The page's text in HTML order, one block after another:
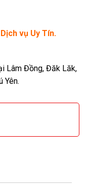
vụ Uy Tín.
Lâm Đồng, Đăk Lăk,
Yên.